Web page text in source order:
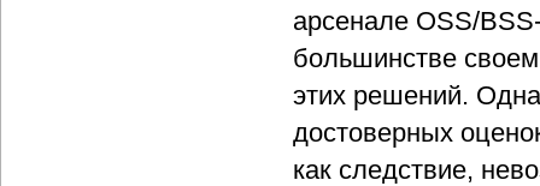
арсенале OSS/
большинстве
этих решений. Одна
достоверных
как следствие,